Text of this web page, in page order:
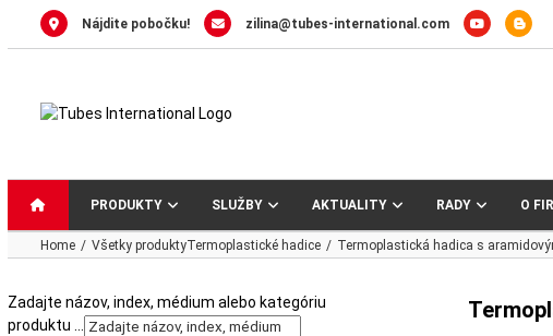
Nájdite pobočku! zilina@tubes-international.com
PRODUKTY SLUŽBY AKTUALITY RADY O
Home Všetky produktyTermoplastické hadice Termoplastická hadica s
Zadajte názov, index, médium alebo kategóriu
produktu …